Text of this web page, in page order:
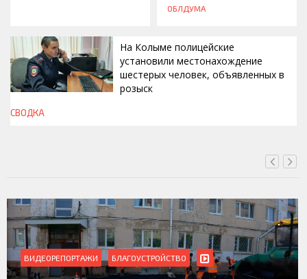
ОБЛДУМА
СЕГОДНЯ, 13:00
На Колыме полицейские
установили местонахождение
шестерых человек, объявленных в
розыск
СВОДКА
ВИДЕОРЕПОРТАЖИ